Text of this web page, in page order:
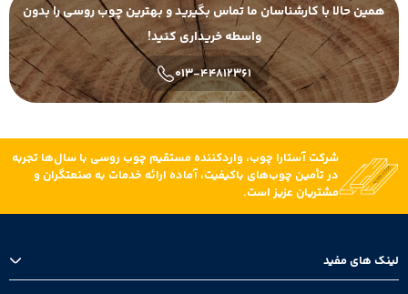
همین حالا با کارشناسان ما تماس بگیرید و بهترین چوب روسی را بدون
واسطه خریداری کنید!
013-44812361
شرکت آستارا چوب، واردکننده مستقیم چوب روسی با سال‌ها تجربه
در تأمین چوب‌های باکیفیت، آماده ارائه خدمات به صنعتگران و
مشتریان عزیز است.
لینک های مفید